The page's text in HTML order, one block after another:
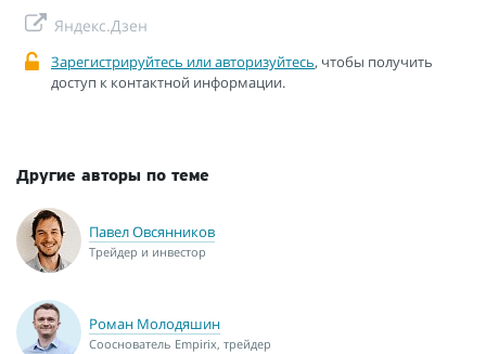
Яндекс.Дзен
Зарегистрируйтесь или авторизуйтесь, чтобы получить
доступ к контактной информации.
Другие авторы по теме
Павел Овсянников
Трейдер и инвестор
Роман Молодяшин
Сооснователь Empirix, трейдер